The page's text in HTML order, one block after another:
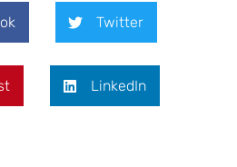
Twitter
LinkedIn